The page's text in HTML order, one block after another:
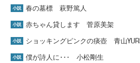
小説 春の墓標 萩野篤人
小説 赤ちゃん貸します 菅原美架
小説 ショッキングピンクの痰壺 青山
小説 僕が詩人に･･･ 小松剛生